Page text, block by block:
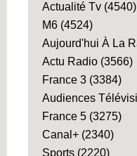
Actualité Tv (4540)
M6 (4524)
Aujourd'hui À La
Actu Radio (3566)
France 3 (3384)
Audiences
France 5 (3275)
Canal+ (2340)
Sports (2220)